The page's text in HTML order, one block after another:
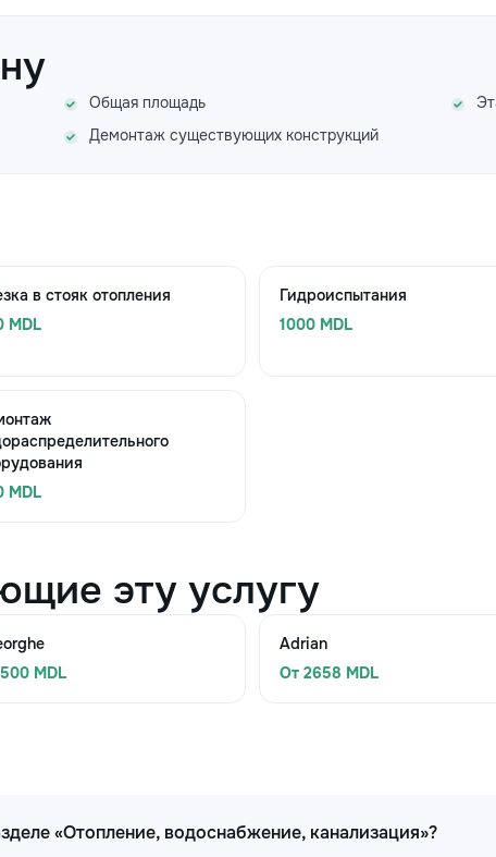
Общая площадь
Демонтаж существующих конструкций
в стояк отопления
MDL
Гидроиспытания
1000 MDL
MDL
эту услугу
MDL
Adrian
От 2658 MDL
«Отопление, водоснабжение, канализация»?